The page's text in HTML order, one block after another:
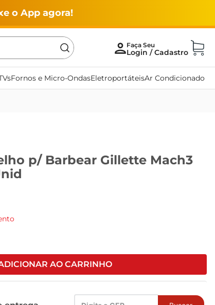
o App agora!
Fornos e Micro-OndasEletroportáteisAr Condicionado
p/ Barbear Gillette Mach3
AO CARRINHO